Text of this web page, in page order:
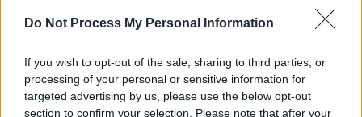
Do Not Process My Personal Information
If you wish to opt-out of the sale, sharing to third parties, or
processing of your personal or sensitive information for
targeted advertising by us, please use the below opt-out
section to confirm your selection. Please note that after your
Η μάρτυρας αναφέροντας πως η υπόθεση
των ψευδών καταθέσεων των νυν
κατηγορούμενων Φιλίστωρα
Δεσταμπασιδη
καιΜαρίας Μαραγγέλη"έπεσε σαν
Αρμαγεδδών στο κεφάλι μου" εξήγησε στο